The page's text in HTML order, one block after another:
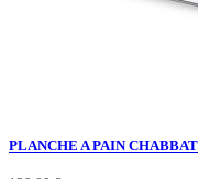
PLANCHE A PAIN CHABBAT